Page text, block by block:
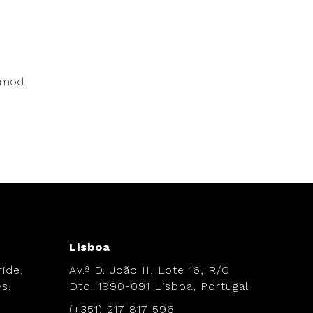
Lisboa
Av.ª D. João II, Lote 16, R/C
Dto. 1990-091 Lisboa, Portugal
(+351) 217 817 596